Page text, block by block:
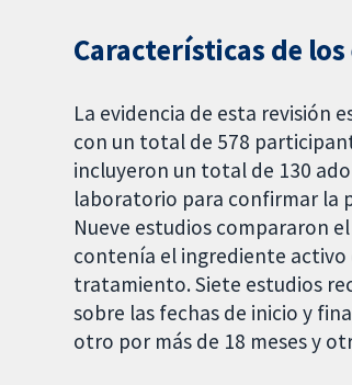
Características de
La evidencia de esta revisión
con un total de 578
incluyeron un total de 130
laboratorio para confirmar la
Nueve estudios compararon
contenía el ingrediente
tratamiento. Siete estudios
sobre las fechas de inicio y
otro por más de 18 meses y